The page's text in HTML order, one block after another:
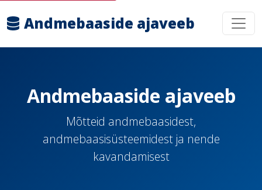
Andmebaaside ajaveeb
Andmebaaside ajaveeb
Mõtteid andmebaasidest,
andmebaasisüsteemidest ja nende
kavandamisest